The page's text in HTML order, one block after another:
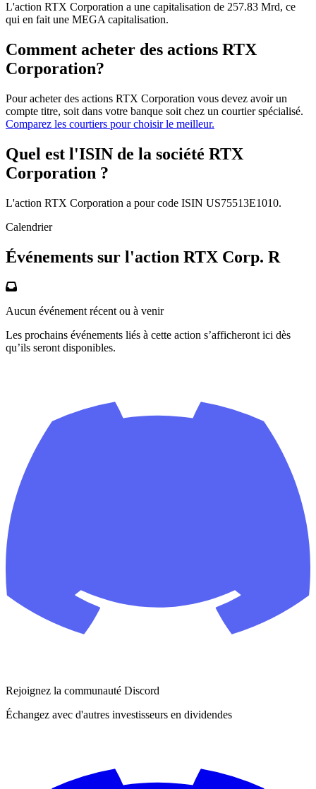
L'action RTX Corporation a une capitalisation de 257.83 Mrd, ce
qui en fait une MEGA capitalisation.
Comment acheter des actions RTX
Corporation?
Pour acheter des actions RTX Corporation vous devez avoir un
compte titre, soit dans votre banque soit chez un courtier spécialisé.
Comparez les courtiers pour choisir le meilleur.
Quel est l'ISIN de la société RTX
Corporation ?
L'action RTX Corporation a pour code ISIN US75513E1010.
Calendrier
Événements sur l'action RTX Corp. R
Aucun événement récent ou à venir
Les prochains événements liés à cette action s’afficheront ici dès
qu’ils seront disponibles.
Rejoignez la communauté Discord
Échangez avec d'autres investisseurs en dividendes